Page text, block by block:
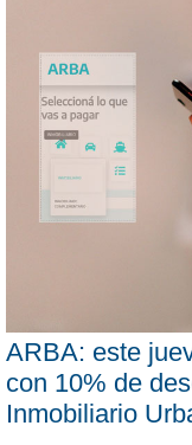
ARBA: este
con 10% de
Inmobiliario